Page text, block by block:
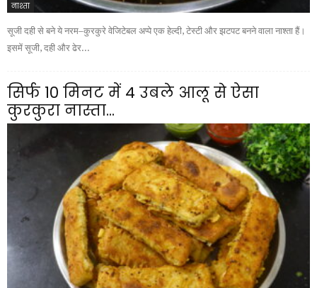
नाश्ता
सूजी दही से बने ये नरम–कुरकुरे वेजिटेबल अप्पे एक हेल्दी, टेस्टी और झटपट बनने वाला नाश्ता हैं।
इसमें सूजी, दही और ढेर...
सिर्फ 10 मिनट में 4 उबले आलू से ऐसा
कुरकुरा नास्ता...